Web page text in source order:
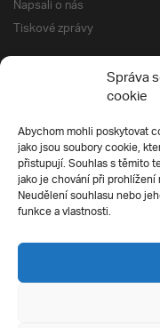
Správa
cookie
Abychom mohli poskytovat
jako jsou soubory cookie,
přistupují. Souhlas s těmito
jako je chování při
Neudělení souhlasu nebo
funkce a vlastnosti.
Napsali o nás
Tiskové zprávy
Silverius
Ochrana soukromí